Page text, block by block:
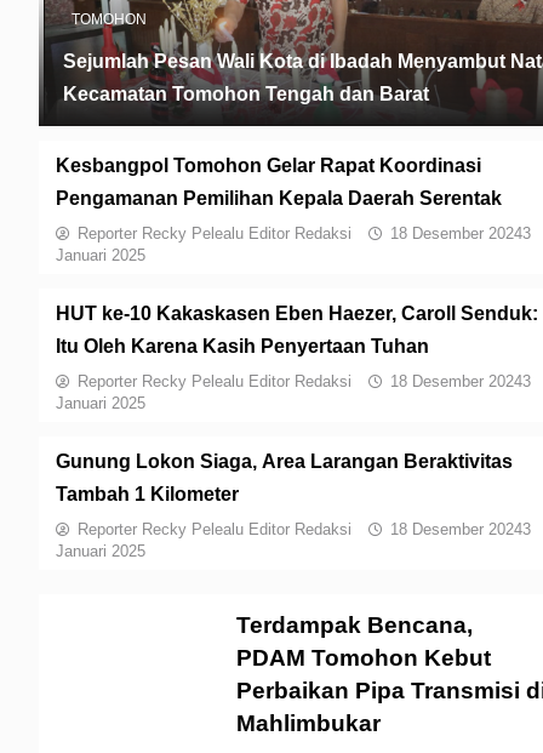
TOMOHON
Sejumlah Pesan Wali Kota di Ibadah Menyambut
Kecamatan Tomohon Tengah dan Barat
Kesbangpol Tomohon Gelar Rapat Koordinasi
Pengamanan Pemilihan Kepala Daerah Serentak
Reporter Recky Pelealu Editor Redaksi 18 Desember 20243
Januari 2025
HUT ke-10 Kakaskasen Eben Haezer, Caroll Senduk:
Itu Oleh Karena Kasih Penyertaan Tuhan
Reporter Recky Pelealu Editor Redaksi 18 Desember 20243
Januari 2025
Gunung Lokon Siaga, Area Larangan Beraktivitas
Tambah 1 Kilometer
Reporter Recky Pelealu Editor Redaksi 18 Desember 20243
Januari 2025
Terdampak Bencana,
PDAM Tomohon Kebut
Perbaikan Pipa Transmisi
Mahlimbukar